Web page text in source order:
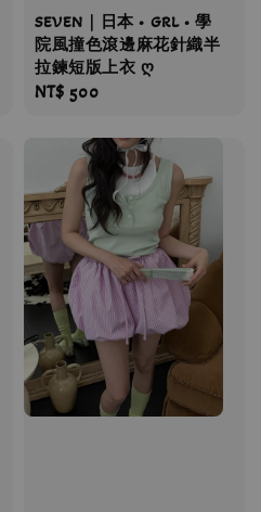
SEVEN｜日本 • GRL • 學
院風撞色滾邊麻花針織半
拉鍊短版上衣 ღ
Regular
NT$ 500